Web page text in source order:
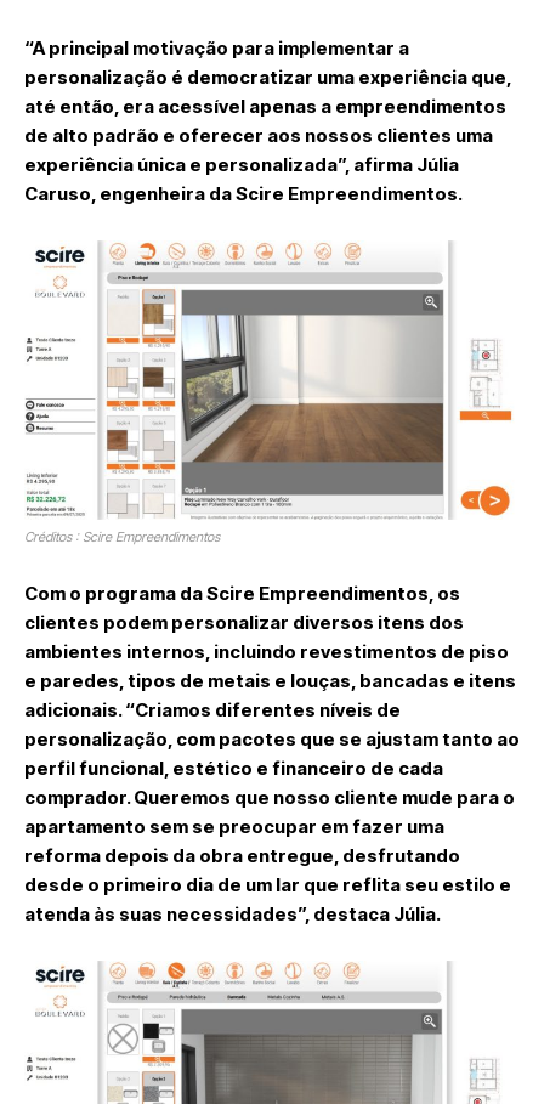
“A principal motivação para implementar a
personalização é democratizar uma experiência que,
até então, era acessível apenas a empreendimentos
de alto padrão e oferecer aos nossos clientes uma
experiência única e personalizada”, afirma Júlia
Caruso, engenheira da Scire Empreendimentos.
Créditos : Scire Empreendimentos
Com o programa da Scire Empreendimentos, os
clientes podem personalizar diversos itens dos
ambientes internos, incluindo revestimentos de piso
e paredes, tipos de metais e louças, bancadas e itens
adicionais. “Criamos diferentes níveis de
personalização, com pacotes que se ajustam tanto ao
perfil funcional, estético e financeiro de cada
comprador. Queremos que nosso cliente mude para o
apartamento sem se preocupar em fazer uma
reforma depois da obra entregue, desfrutando
desde o primeiro dia de um lar que reflita seu estilo e
atenda às suas necessidades”, destaca Júlia.